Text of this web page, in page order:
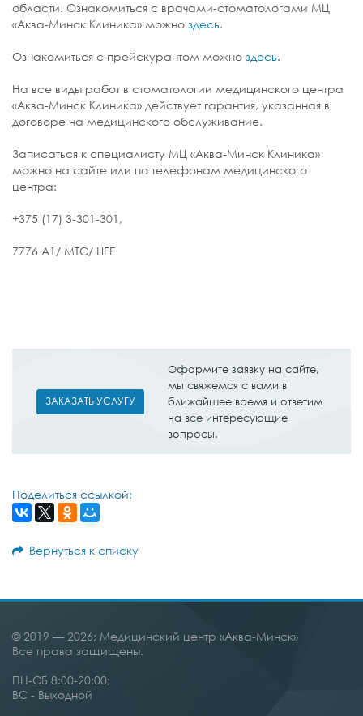
области. Ознакомиться с врачами-стоматологами МЦ
«Аква-Минск Клиника» можно здесь.
Ознакомиться с прейскурантом можно здесь.
На все виды работ в стоматологии медицинского центра
«Аква-Минск Клиника» действует гарантия, указанная в
договоре на медицинского обслуживание.
Записаться к специалисту МЦ «Аква-Минск Клиника»
можно на сайте или по телефонам медицинского
центра:
+375 (17) 3-301-301,
7776 А1/ МТС/ LIFE
ЗАКАЗАТЬ УСЛУГУ
Оформите заявку на сайте,
мы свяжемся с вами в
ближайшее время и ответим
на все интересующие
вопросы.
Поделиться ссылкой:
Вернуться к списку
© 2019 — 2026; Медицинский центр «Аква-Минск»
Все права защищены.
ПН-СБ 8:00-20:00;
ВС - Выходной